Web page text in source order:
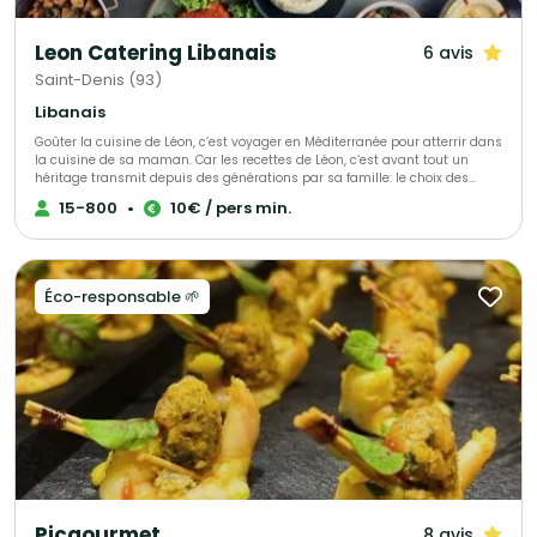
Leon Catering Libanais 6 avis
Saint-Denis (93)
Libanais
Goûter la cuisine de Léon, c’est voyager en Méditerranée pour atterrir dans
la cuisine de sa maman. Car les recettes de Léon, c‘est avant tout un
héritage transmit depuis des générations par sa famille: le choix des
ingrédients, la patience de laisser mijoter et surtout, la passion et l‘amour
du bien manger ! Ce que Leon propose, c‘est une cuisine familiale, des
15-800 • 10€ / pers min.
Éco-responsable 🌱